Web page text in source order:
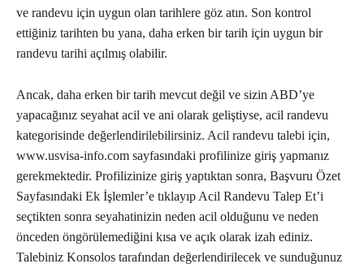
ve randevu için uygun olan tarihlere göz atın. Son kontrol
ettiğiniz tarihten bu yana, daha erken bir tarih için uygun bir
randevu tarihi açılmış olabilir.
Ancak, daha erken bir tarih mevcut değil ve sizin ABD’ye
yapacağınız seyahat acil ve ani olarak geliştiyse, acil randevu
kategorisinde değerlendirilebilirsiniz. Acil randevu talebi için,
www.usvisa-info.com sayfasındaki profilinize giriş yapmanız
gerekmektedir. Profilizinize giriş yaptıktan sonra, Başvuru Özet
Sayfasındaki Ek İşlemler’e tıklayıp Acil Randevu Talep Et’i
seçtikten sonra seyahatinizin neden acil olduğunu ve neden
önceden öngörülemediğini kısa ve açık olarak izah ediniz.
Talebiniz Konsolos tarafından değerlendirilecek ve sunduğunuz